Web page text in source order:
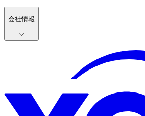
会社情報